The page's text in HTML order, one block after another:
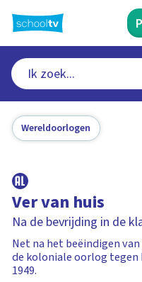
naar
hoofdinhoud
Wereldoorlogen
Ver van huis
Na de bevrijding in de
Net na het beëindigen
de koloniale oorlog tegen
1949.